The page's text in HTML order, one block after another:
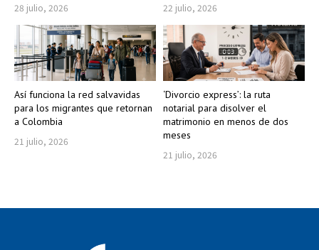
28 julio, 2026 22 julio, 2026
Así funciona la red salvavidas
para los migrantes que retornan
a Colombia
21 julio, 2026
‘Divorcio express’: la ruta
notarial para disolver el
matrimonio en menos de dos
meses
21 julio, 2026